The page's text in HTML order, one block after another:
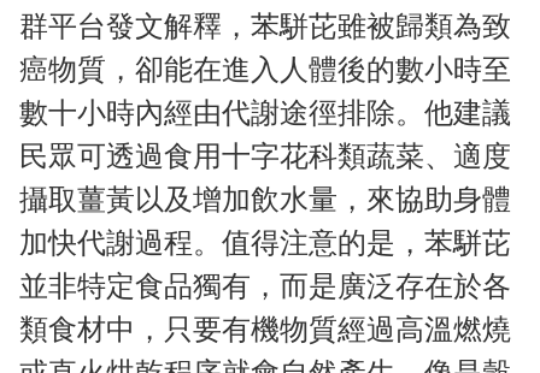
群平台發文解釋，苯駢芘雖被歸類為致
癌物質，卻能在進入人體後的數小時至
數十小時內經由代謝途徑排除。他建議
民眾可透過食用十字花科類蔬菜、適度
攝取薑黃以及增加飲水量，來協助身體
加快代謝過程。值得注意的是，苯駢芘
並非特定食品獨有，而是廣泛存在於各
類食材中，只要有機物質經過高溫燃燒